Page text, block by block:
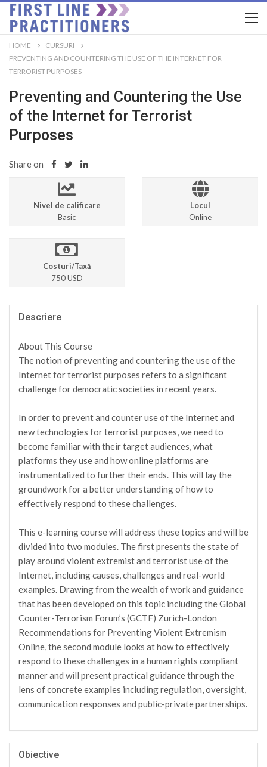
HOME
CURSURI
PREVENTING AND COUNTERING THE USE OF THE INTERNET FOR
TERRORIST PURPOSES
Preventing and Countering the Use
of the Internet for Terrorist
Purposes
Share on
Nivel de calificare
Basic
Locul
Online
Costuri/Taxă
750 USD
Descriere
About This Course
The notion of preventing and countering the use of the
Internet for terrorist purposes refers to a significant
challenge for democratic societies in recent years.
In order to prevent and counter use of the Internet and
new technologies for terrorist purposes, we need to
become familiar with their target audiences, what
platforms they use and how online platforms are
instrumentalized to further their ends. This will lay the
groundwork for a better understanding of how to
effectively respond to these challenges.
This e-learning course will address these topics and will be
divided into two modules. The first presents the state of
play around violent extremist and terrorist use of the
Internet, including causes, challenges and real-world
examples. Drawing from the wealth of work and guidance
that has been developed on this topic including the Global
Counter-Terrorism Forum’s (GCTF) Zurich-London
Recommendations for Preventing Violent Extremism
Online, the second module looks at how to effectively
respond to these challenges in a human rights compliant
manner and will present practical guidance through the
lens of concrete examples including regulation, oversight,
communication responses and public-private partnerships.
Obiective